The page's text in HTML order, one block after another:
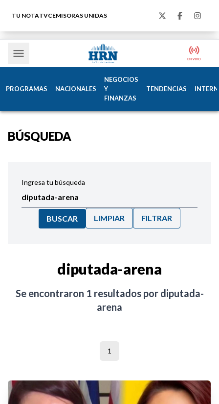
TU NOTATVCEMISORAS UNIDAS
PROGRAMAS NACIONALES
NEGOCIOS
Y
FINANZAS
TENDENCIAS
BÚSQUEDA
Ingresa tu búsqueda
BUSCAR LIMPIAR FILTRAR
diputada-arena
Se encontraron 1 resultados por diputada-
arena
1